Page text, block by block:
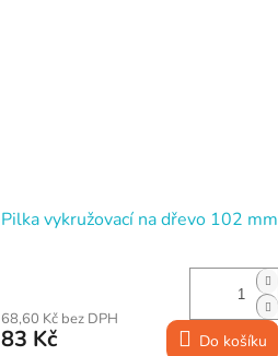
Pilka vykružovací na dřevo 102 mm
68,60 Kč bez DPH
83 Kč Do košíku